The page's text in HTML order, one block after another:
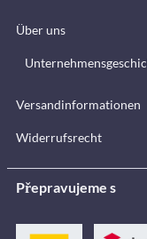
Über uns
Versandinformationen
Widerrufsrecht
Přepravujeme s